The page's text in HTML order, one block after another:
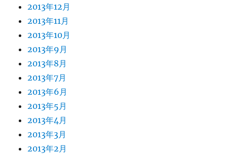
2013年12月
2013年11月
2013年10月
2013年9月
2013年8月
2013年7月
2013年6月
2013年5月
2013年4月
2013年3月
2013年2月